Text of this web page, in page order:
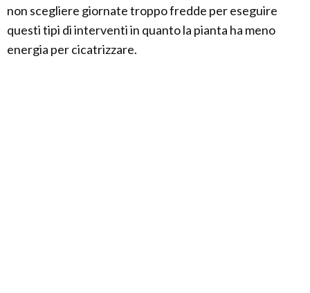
non scegliere giornate troppo fredde per eseguire
questi tipi di interventi in quanto la pianta ha meno
energia per cicatrizzare.